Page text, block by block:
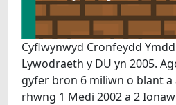
Cyflwynwyd Cronfeydd
Lywodraeth y DU yn 2005.
gyfer bron 6 miliwn o blant a
rhwng 1 Medi 2002 a 2